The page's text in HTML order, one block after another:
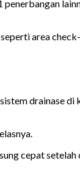
penerbangan
area
drainase
cepat